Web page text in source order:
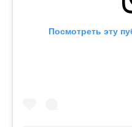
Посмотреть эту